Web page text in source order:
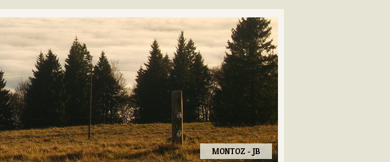
MONTOZ - JB